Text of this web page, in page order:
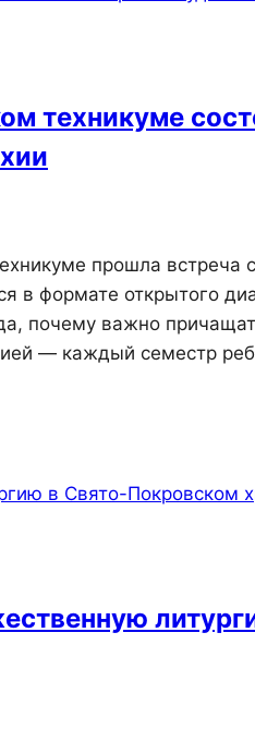
техникуме
прошла
в формате открытого
почему важно
— каждый семестр